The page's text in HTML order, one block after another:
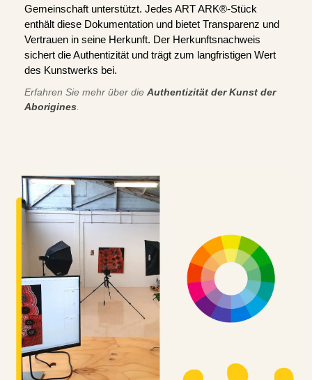
Gemeinschaft unterstützt. Jedes ART ARK®-Stück
enthält diese Dokumentation und bietet Transparenz und
Vertrauen in seine Herkunft. Der Herkunftsnachweis
sichert die Authentizität und trägt zum langfristigen Wert
des Kunstwerks bei.
Erfahren Sie mehr über die Authentizität der Kunst der
Aborigines